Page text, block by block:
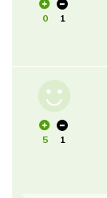
0 1
5 1